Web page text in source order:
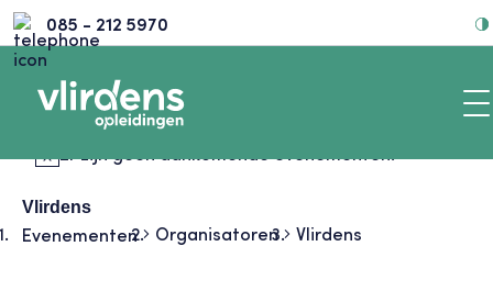
085 - 212 5970
Vlirdens
Evenementen Organisatoren Vlirdens